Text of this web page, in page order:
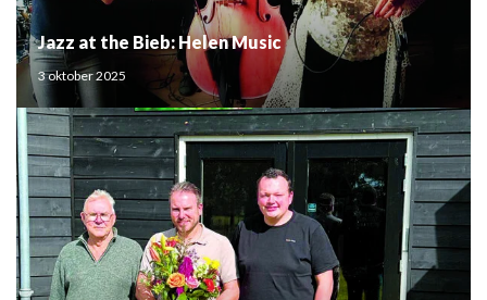
Jazz at the Bieb: Helen Music
3 oktober 2025